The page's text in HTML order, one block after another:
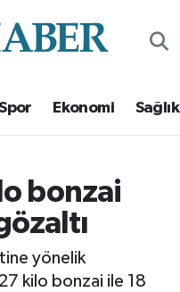
Ekonomi Sağlık
bonzai
yönelik
kilo bonzai ile 18
Fikstür